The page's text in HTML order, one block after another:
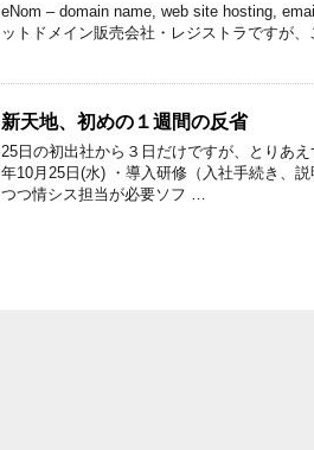
eNom – domain name, web site hosting,
ットドメイン販売会社・レジストラですが、
新天地、初めの１週間の反省
25日の初出社から３日だけですが、とりあ
年10月25日(水) ・導入研修（入社手続き
つつ情シス担当が必要ソフ …